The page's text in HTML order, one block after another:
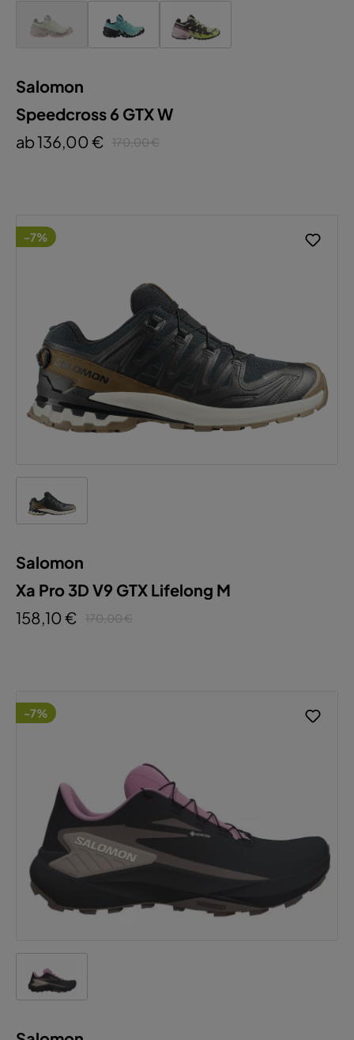
Salomon
Speedcross 6 GTX W
ab 136,00 €
170,00 €
-7%
Salomon
Xa Pro 3D V9 GTX Lifelong M
158,10 €
170,00 €
-7%